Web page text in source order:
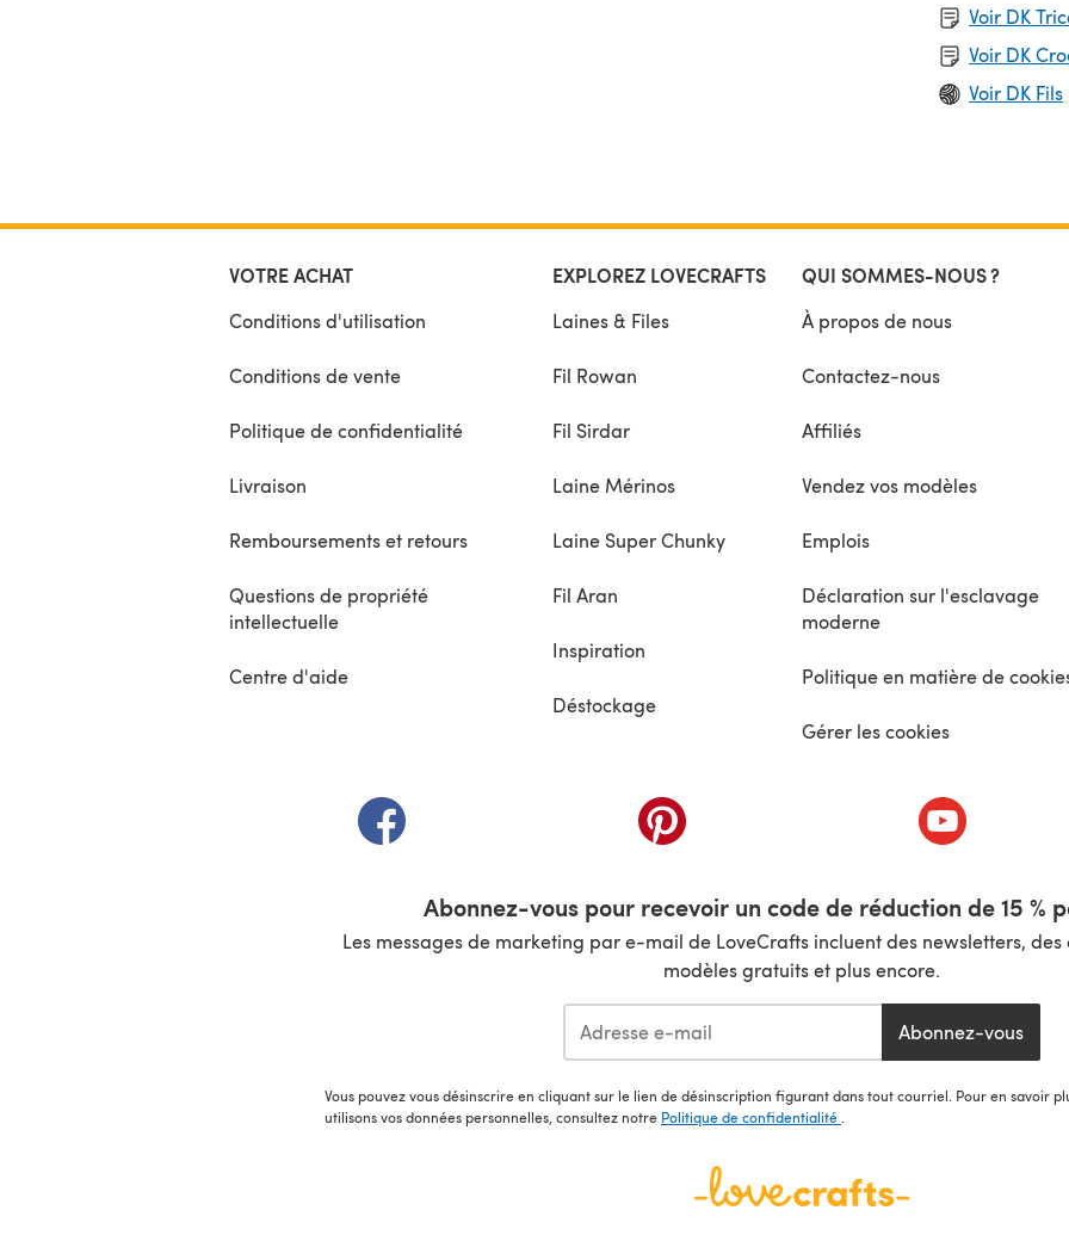
Voir DK
Voir DK
Voir DK Fils
VOTRE ACHAT
Conditions d'utilisation
Conditions de vente
Politique de confidentialité
Livraison
Remboursements et retours
Questions de propriété
intellectuelle
Centre d'aide
EXPLOREZ LOVECRAFTS
Laines & Files
Fil Rowan
Fil Sirdar
Laine Mérinos
Laine Super Chunky
Fil Aran
Inspiration
Déstockage
QUI SOMMES-NOUS ?
À propos de nous
Contactez-nous
Affiliés
Vendez vos modèles
Emplois
Déclaration sur l'esclavage
moderne
Politique en matière de
Gérer les cookies
(s'ouvre dans un nouvel onglet) (s'ouvre dans un nouvel onglet) (s'ouvre dans
Abonnez-vous pour recevoir un code de réduction de 15 %
Les messages de marketing par e-mail de LoveCrafts incluent des newsletters,
modèles gratuits et plus encore.
Abonnez-vous
Vous pouvez vous désinscrire en cliquant sur le lien de désinscription figurant dans tout courriel. Pour en savoir
utilisons vos données personnelles, consultez notre Politique de confidentialité